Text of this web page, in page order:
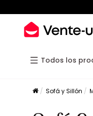
Todos los
Sofá y Sillón